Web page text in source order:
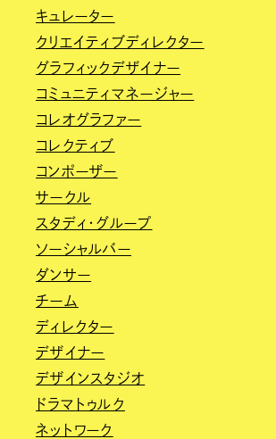
キュレーター
クリエイティブディレクター
グラフィックデザイナー
コミュニティマネージャー
コレオグラファー
コレクティブ
コンポーザー
サークル
スタディ・グループ
ソーシャルバー
ダンサー
チーム
ディレクター
デザイナー
デザインスタジオ
ドラマトゥルク
ネットワーク